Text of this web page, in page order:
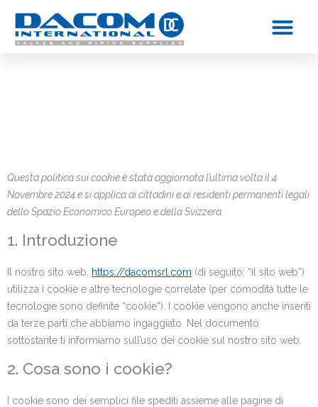
Questa politica sui cookie è stata aggiornata l’ultima volta il 4
Novembre 2024 e si applica ai cittadini e ai residenti permanenti legali
dello Spazio Economico Europeo e della Svizzera.
1. Introduzione
Il nostro sito web, https://dacomsrl.com (di seguito: “il sito web”)
utilizza i cookie e altre tecnologie correlate (per comodità tutte le
tecnologie sono definite “cookie”). I cookie vengono anche inseriti
da terze parti che abbiamo ingaggiato. Nel documento
sottostante ti informiamo sull’uso dei cookie sul nostro sito web.
2. Cosa sono i cookie?
I cookie sono dei semplici file spediti assieme alle pagine di